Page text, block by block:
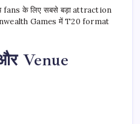
fans के लिए सबसे बड़ा attraction
Games में T20 format
Venue